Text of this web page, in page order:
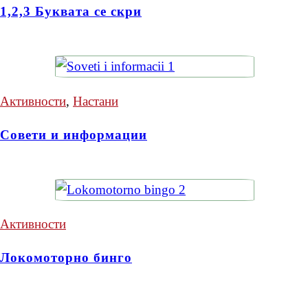
1,2,3 Буквата се скри
Активности, Настани
Совети и информации
Активности
Локомоторно бинго